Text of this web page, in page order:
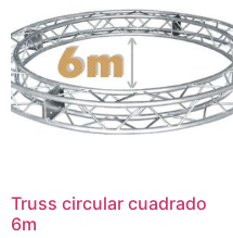
Truss circular cuadrado
6m